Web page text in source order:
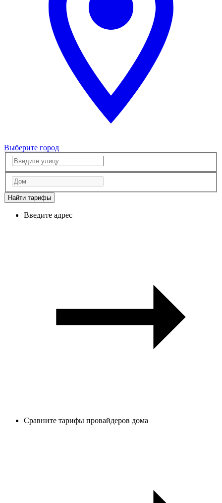
Выберите город
Найти тарифы
Введите адрес
Сравните тарифы провайдеров дома